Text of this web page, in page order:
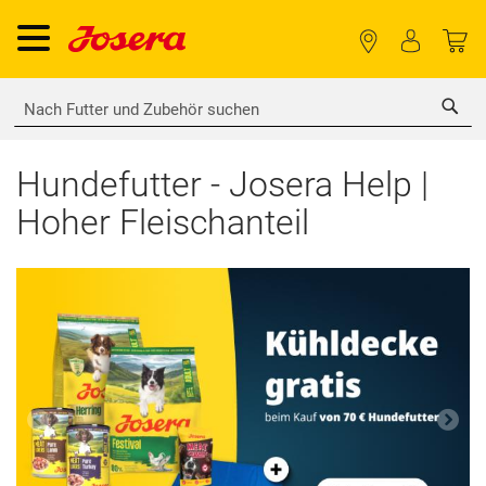
Hundefutter - Josera Help |
Hoher Fleischanteil